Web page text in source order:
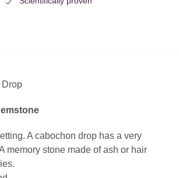
Drop
A cabochon drop has a very
memory stone made of ash or hair